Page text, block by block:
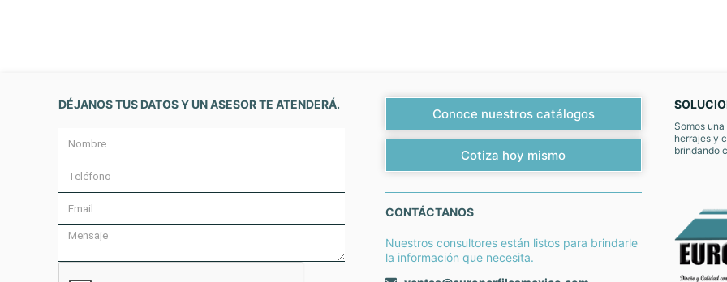
DÉJANOS TUS DATOS Y UN ASESOR TE ATENDERÁ.
Message
Conoce nuestros catálogos
Cotiza hoy mismo
CONTÁCTANOS
Nuestros consultores están listos para brindarle
la información que necesita.
Somos
herrajes y
brindando